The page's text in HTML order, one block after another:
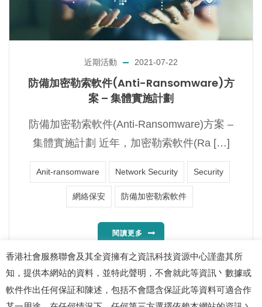
近期活動 2021-07-22
防備加密勒索軟件(Anti-Ransomware)方
案 – 集體實施計劃
防備加密勒索軟件(Anti-Ransomware)方案 –
集體實施計劃 近年，加密勒索軟件(Ra […]
Anit-ransomware Network Security Security
網絡保安 防備加密勒索軟件
閱讀更多
香港社會服務聯會及其全資擁有之資訊科技資源中心謹盡其所
知，提供本網站的資料，並特此聲明，不會就此等資訊丶數據或
軟件作出任何保証和陳述，包括不會隱含保証此等資料可適合作